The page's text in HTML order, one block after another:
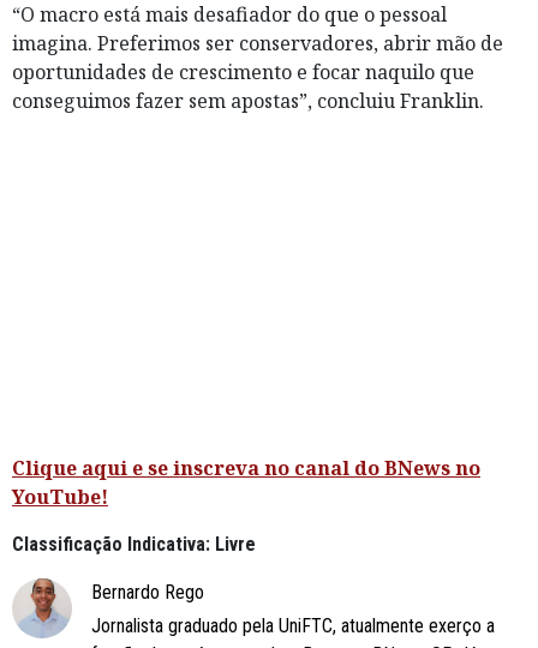
“O macro está mais desafiador do que o pessoal
imagina. Preferimos ser conservadores, abrir mão de
oportunidades de crescimento e focar naquilo que
conseguimos fazer sem apostas”, concluiu Franklin.
Clique aqui e se inscreva no canal do BNews no
YouTube!
Classificação Indicativa: Livre
Bernardo Rego
Jornalista graduado pela UniFTC, atualmente exerço a